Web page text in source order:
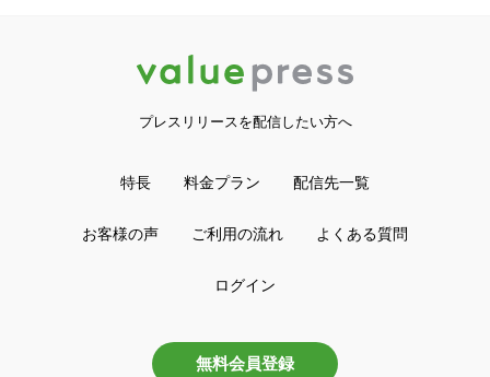
プレスリリースを配信したい方へ
特長 料金プラン 配信先一覧
お客様の声 ご利用の流れ よくある質問
ログイン
無料会員登録